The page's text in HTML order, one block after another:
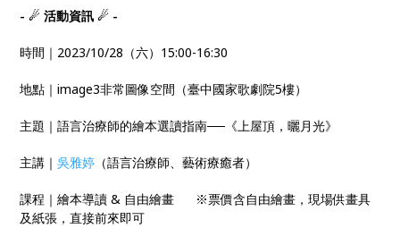
- ☄ 活動資訊 ☄ -
時間｜2023/10/28（六）15:00-16:30
地點｜image3非常圖像空間（臺中國家歌劇院5樓）
主題｜語言治療師的繪本選讀指南──《上屋頂，曬月光》
主講｜吳雅婷 （語言治療師、藝術療癒者）
課程｜繪本導讀 & 自由繪畫 ※票價含自由繪畫，現場供畫具
及紙張，直接前來即可